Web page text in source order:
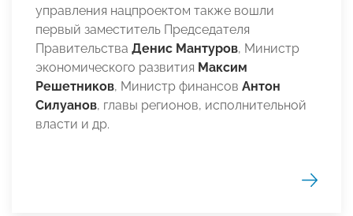
управления нацпроектом также вошли
первый заместитель Председателя
Правительства Денис Мантуров, Министр
экономического развития Максим
Решетников, Министр финансов Антон
Силуанов, главы регионов, исполнительной
власти и др.